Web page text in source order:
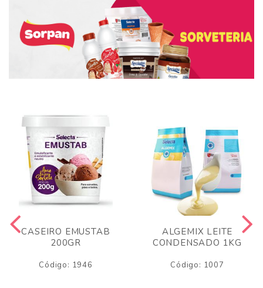
CASEIRO EMUSTAB
200GR
Código: 1946
ALGEMIX LEITE
CONDENSADO 1KG
Código: 1007